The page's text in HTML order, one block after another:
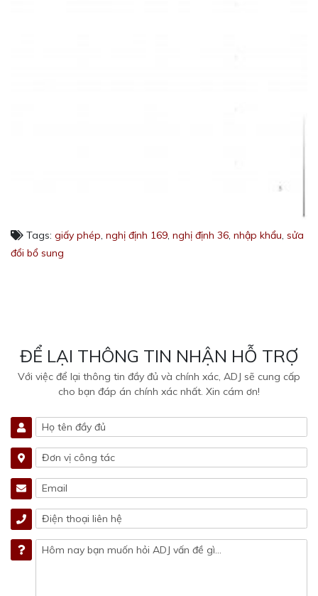
Tags: giấy phép, nghị định 169, nghị định 36, nhập khẩu, sửa
đổi bổ sung
ĐỂ LẠI THÔNG TIN NHẬN HỖ TRỢ
Với việc để lại thông tin đầy đủ và chính xác, ADJ sẽ cung cấp
cho bạn đáp án chính xác nhất. Xin cám ơn!